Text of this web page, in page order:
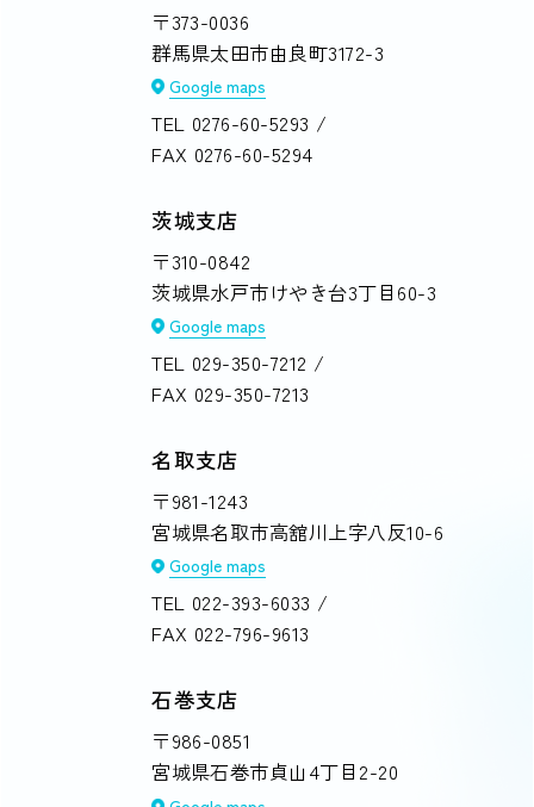
〒373-0036
群馬県太田市由良町3172-3
Google maps
TEL 0276-60-5293 /
FAX 0276-60-5294
茨城支店
〒310-0842
茨城県水戸市けやき台3丁目60-3
Google maps
TEL 029-350-7212 /
FAX 029-350-7213
名取支店
〒981-1243
宮城県名取市高舘川上字八反10-6
Google maps
TEL 022-393-6033 /
FAX 022-796-9613
石巻支店
〒986-0851
宮城県石巻市貞山4丁目2-20